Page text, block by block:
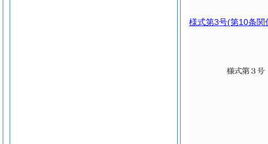
様式第3号(第10条関